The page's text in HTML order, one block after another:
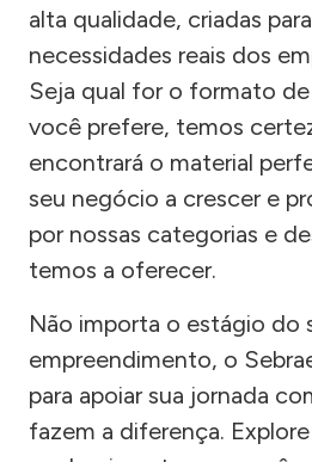
alta qualidade, criadas
necessidades reais dos
Seja qual for o formato
você prefere, temos
encontrará o material
seu negócio a crescer e
por nossas categorias e
temos a oferecer.
Não importa o estágio do
empreendimento, o
para apoiar sua jornada
fazem a diferença.